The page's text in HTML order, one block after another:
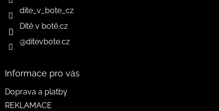
dite_v_bote_cz
Dítě v botě.cz
@ditevbote.cz
Informace pro vás
Doprava a platby
REKLAMACE